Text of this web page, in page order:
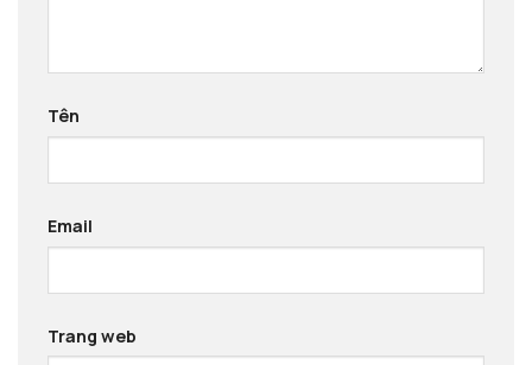
Tên
Email
Trang web